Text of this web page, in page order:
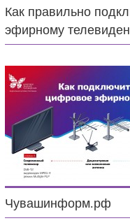
Как правильно
эфирному
Чувашинформ.рф